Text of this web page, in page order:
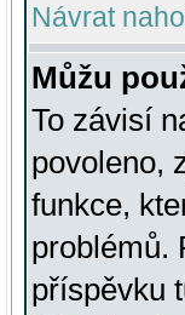
Návrat
Můžu
To závisí
povoleno,
funkce,
problémů.
příspěvku